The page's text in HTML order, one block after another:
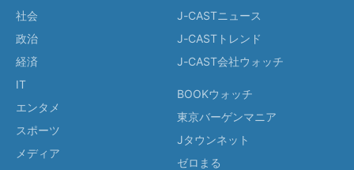
社会
政治
経済
IT
エンタメ
スポーツ
メディア
J-CASTニュース
J-CASTトレンド
J-CAST会社ウォッチ
BOOKウォッチ
東京バーゲンマニア
Jタウンネット
ゼロまる